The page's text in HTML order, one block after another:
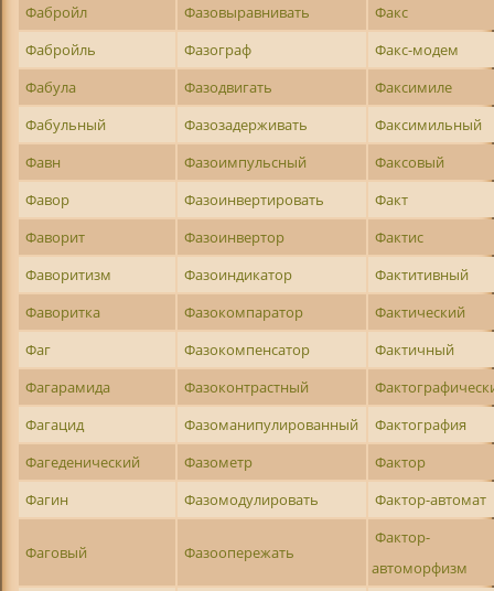
Фабройл Фазовыравнивать
Факс
Фабройль
Фазограф
Факс-модем
Фабула
Фазодвигать
Факсимиле
Фабульный
Фазозадерживать
Факсимильный
Фавн
Фазоимпульсный
Факсовый
Фавор
Фазоинвертировать
Факт
Фаворит
Фазоинвертор
Фактис
Фаворитизм
Фазоиндикатор
Фактитивный
Фаворитка
Фазокомпаратор
Фактический
Фаг
Фазокомпенсатор
Фактичный
Фагарамида
Фазоконтрастный
Фагацид
Фазоманипулированный
Фактография
Фагеденический
Фазометр
Фактор
Фагин
Фазомодулировать Фактор-автомат
Фаговый Фазоопережать
Фактор-
автоморфизм